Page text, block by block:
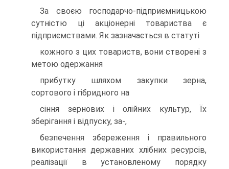
За своєю господарчо-пiдприємницькою
сутнiстю цi акцiонернi товариства є
пiдприємствами. Як зазначається в статутi
кожного з цих товариств, вони створенi з
метою одержання
прибутку шляхом закупки зерна,
сортового i гiбридного на
сiння зернових i олiйних культур, Їх
зберiгання i вiдпуску, за-,
безпечення збереження i правильного
використання державних хлiбних ресурсiв,
реалiзацiї в установленому порядку